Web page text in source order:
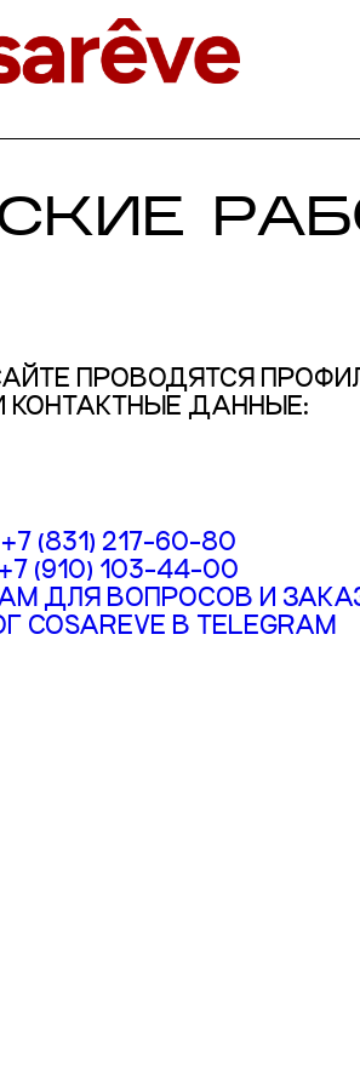
ПРОВОДЯТСЯ
КОНТАКТНЫЕ ДАННЫЕ:
+7 (831) 217-60-80
+7 (910) 103-44-00
ДЛЯ ВОПРОСОВ И
COSAREVE В TELEGRAM